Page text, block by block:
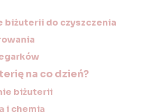
biżuterii do czyszczenia
na co dzień?
biżuterii
i chemią